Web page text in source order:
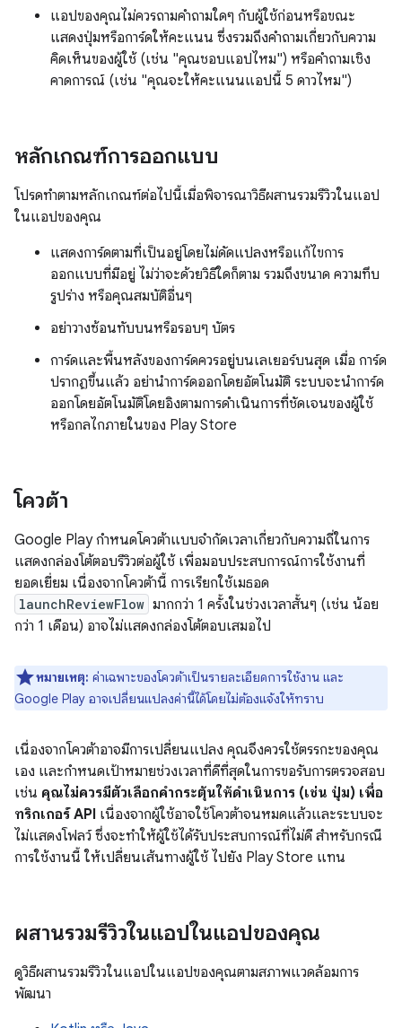
แอปของคุณไม่ควรถามคำถามใดๆ กับผู้ใช้ก่อนหรือขณะ
แสดงปุ่มหรือการ์ดให้คะแนน ซึ่งรวมถึงคำถามเกี่ยวกับความ
คิดเห็นของผู้ใช้ (เช่น "คุณชอบแอปไหม") หรือคำถามเชิง
คาดการณ์ (เช่น "คุณจะให้คะแนนแอปนี้ 5 ดาวไหม")
หลักเกณฑ์การออกแบบ
โปรดทำตามหลักเกณฑ์ต่อไปนี้เมื่อพิจารณาวิธีผสานรวมรีวิวในแอป
ในแอปของคุณ
แสดงการ์ดตามที่เป็นอยู่โดยไม่ดัดแปลงหรือแก้ไขการ
ออกแบบที่มีอยู่ ไม่ว่าจะด้วยวิธีใดก็ตาม รวมถึงขนาด ความทึบ
รูปร่าง หรือคุณสมบัติอื่นๆ
อย่าวางซ้อนทับบนหรือรอบๆ บัตร
การ์ดและพื้นหลังของการ์ดควรอยู่บนเลเยอร์บนสุด เมื่อ การ์ด
ปรากฏขึ้นแล้ว อย่านำการ์ดออกโดยอัตโนมัติ ระบบจะนำการ์ด
ออกโดยอัตโนมัติโดยอิงตามการดำเนินการที่ชัดเจนของผู้ใช้
หรือกลไกภายในของ Play Store
โควต้า
Google Play กำหนดโควต้าแบบจำกัดเวลาเกี่ยวกับความถี่ในการ
แสดงกล่องโต้ตอบรีวิวต่อผู้ใช้ เพื่อมอบประสบการณ์การใช้งานที่
ยอดเยี่ยม เนื่องจากโควต้านี้ การเรียกใช้เมธอด
launchReviewFlow มากกว่า 1 ครั้งในช่วงเวลาสั้นๆ (เช่น น้อย
กว่า 1 เดือน) อาจไม่แสดงกล่องโต้ตอบเสมอไป
หมายเหตุ: ค่าเฉพาะของโควต้าเป็นรายละเอียดการใช้งาน และ
Google Play อาจเปลี่ยนแปลงค่านี้ได้โดยไม่ต้องแจ้งให้ทราบ
เนื่องจากโควต้าอาจมีการเปลี่ยนแปลง คุณจึงควรใช้ตรรกะของคุณ
เอง และกำหนดเป้าหมายช่วงเวลาที่ดีที่สุดในการขอรับการตรวจสอบ
เช่น คุณไม่ควรมีตัวเลือกคำกระตุ้นให้ดำเนินการ (เช่น ปุ่ม) เพื่อ
ทริกเกอร์ API เนื่องจากผู้ใช้อาจใช้โควต้าจนหมดแล้วและระบบจะ
ไม่แสดงโฟลว์ ซึ่งจะทำให้ผู้ใช้ได้รับประสบการณ์ที่ไม่ดี สำหรับกรณี
การใช้งานนี้ ให้เปลี่ยนเส้นทางผู้ใช้ ไปยัง Play Store แทน
ผสานรวมรีวิวในแอปในแอปของคุณ
ดูวิธีผสานรวมรีวิวในแอปในแอปของคุณตามสภาพแวดล้อมการ
พัฒนา